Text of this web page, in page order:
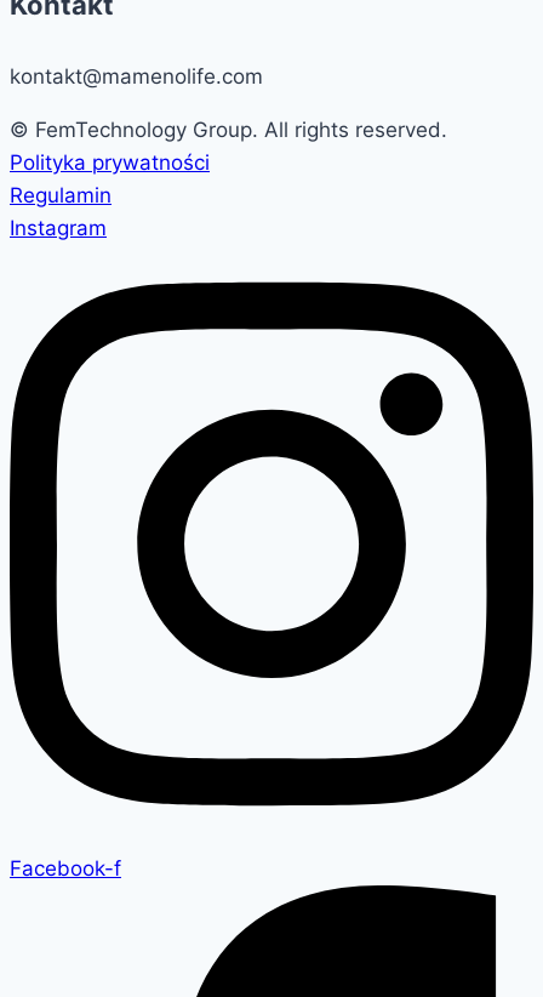
kontakt@mamenolife.com
© FemTechnology Group. All rights reserved.
Polityka prywatności
Regulamin
Instagram
Facebook-f